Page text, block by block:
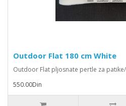
Outdoor Flat 180 cm White
Outdoor Flat pljosnate pertle za
550.00Din